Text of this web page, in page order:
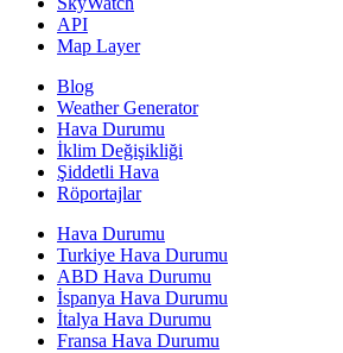
API
Map Layer
Blog
Weather Generator
Hava Durumu
İklim Değişikliği
Şiddetli Hava
Röportajlar
Hava Durumu
Turkiye Hava Durumu
ABD Hava Durumu
İspanya Hava Durumu
İtalya Hava Durumu
Fransa Hava Durumu